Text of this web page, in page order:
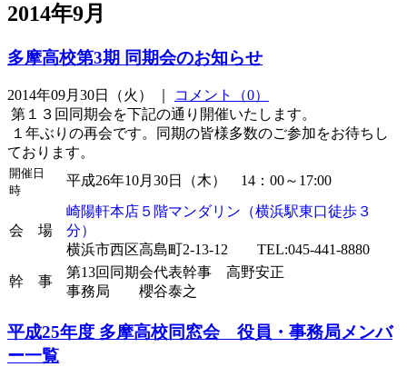
2014年9月
多摩高校第3期 同期会のお知らせ
2014年09月30日（火） ｜
コメント（0）
第１３回同期会を下記の通り開催いたします。
１年ぶりの再会です。同期の皆様多数のご参加をお待ちし
ております。
開催日
時
平成26年10月30日（木） 14：00～17:00
会 場
崎陽軒本店５階マンダリン（横浜駅東口徒歩３
分）
横浜市西区高島町2-13-12 TEL:045-441-8880
幹 事
第13回同期会代表幹事 高野安正
事務局 櫻谷泰之
平成25年度 多摩高校同窓会 役員・事務局メンバ
ー一覧